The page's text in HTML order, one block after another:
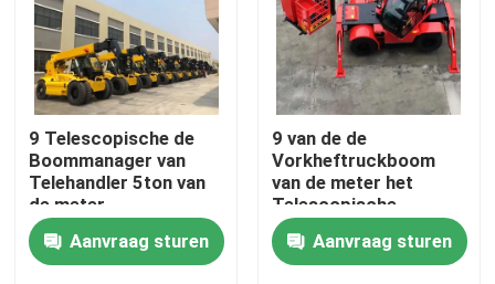
Fabriekstocht
Kwaliteitscontrole
NEEM CONTACT MET ONS OP
Nieuws
9 Telescopische de
Boommanager van
Telehandler 5ton van
de meter
Telescopische
Vorkheftruck
Aanvraag sturen
9 van de de
Vorkheftruckboom
van de meter het
Telescopische
Manager Certificaat
van de Machts5ton Ce
Sterke
Aanvraag sturen